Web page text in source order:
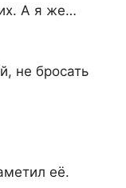
А я же…
не бросать
её.